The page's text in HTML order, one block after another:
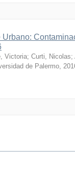
Victoria; Curti, Nicolas;
de Palermo,